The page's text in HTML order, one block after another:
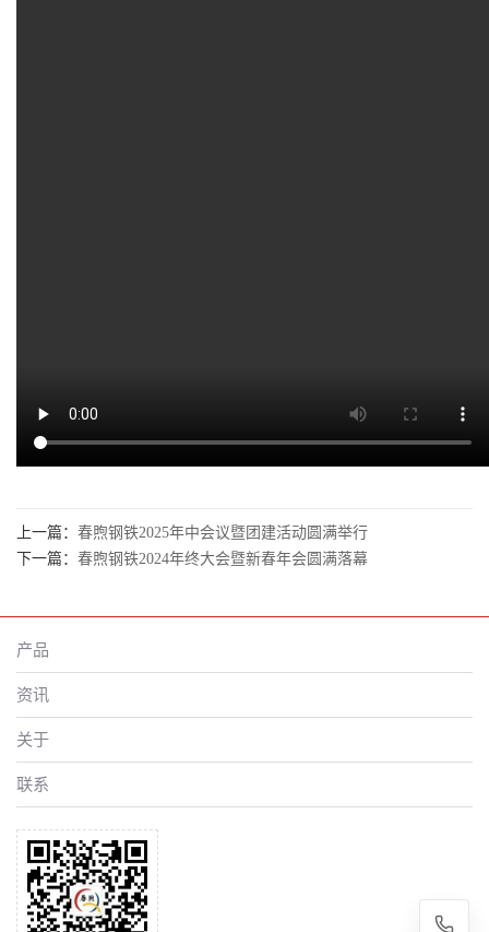
上一篇： 春煦钢铁2025年中会议暨团建活动圆满举行
下一篇： 春煦钢铁2024年终大会暨新春年会圆满落幕
产品
资讯
关于
联系